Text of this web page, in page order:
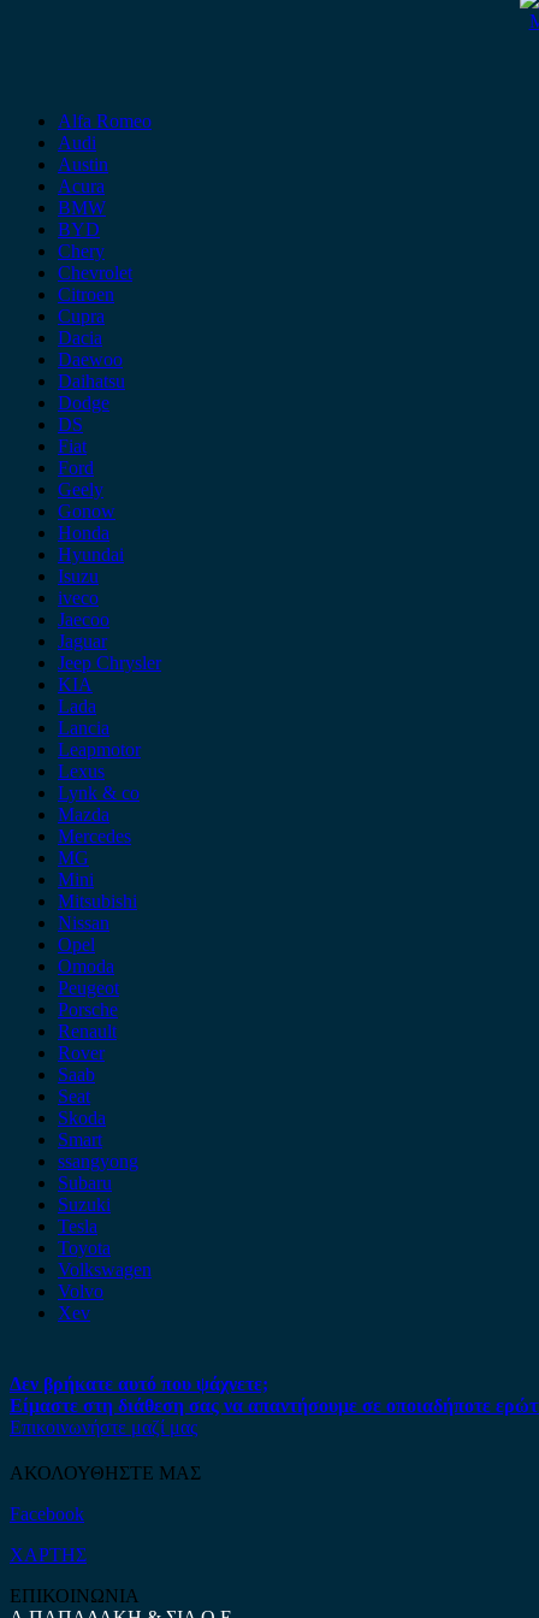
Alfa Romeo
Audi
Austin
Acura
BMW
BYD
Chery
Chevrolet
Citroen
Cupra
Dacia
Daewoo
Daihatsu
Dodge
DS
Fiat
Ford
Geely
Gonow
Honda
Hyundai
Isuzu
iveco
Jaecoo
Jaguar
Jeep Chrysler
KIA
Lada
Lancia
Leapmotor
Lexus
Lynk & co
Mazda
Mercedes
MG
Mini
Mitsubishi
Nissan
Opel
Omoda
Peugeot
Porsche
Renault
Rover
Saab
Seat
Skoda
Smart
ssangyong
Subaru
Suzuki
Tesla
Toyota
Volkswagen
Volvo
Xev
Δεν βρήκατε αυτό που ψάχνετε;
Είμαστε στη διάθεση σας να απαντήσουμε σε οποιαδήποτε
Επικοινωνήστε μαζί μας
ΑΚΟΛΟΥΘΗΣΤΕ ΜΑΣ
Facebook
ΧΑΡΤΗΣ
ΕΠΙΚΟΙΝΩΝΙΑ